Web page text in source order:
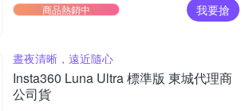
商品熱銷中
我要搶
晝夜清晰，遠近隨心
Insta360 Luna Ultra 標準版 東城代理商
公司貨